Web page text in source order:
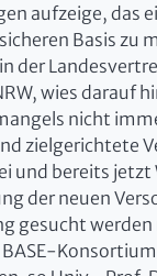
aufzeige, das
Basis zu
der
wies darauf
nicht
zielgerichtete
und bereits jetzt
der neuen
gesucht